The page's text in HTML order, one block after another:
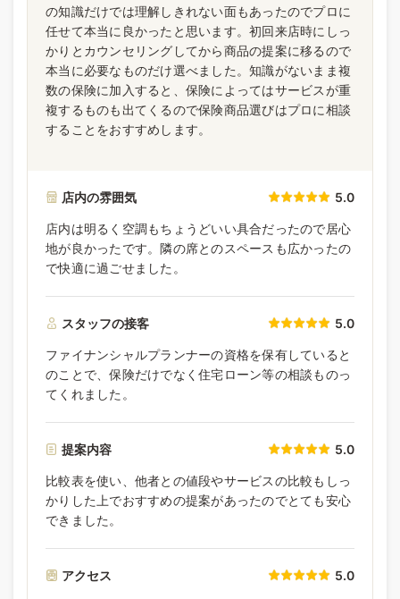
の知識だけでは理解しきれない面もあったのでプロに
任せて本当に良かったと思います。初回来店時にしっ
かりとカウンセリングしてから商品の提案に移るので
本当に必要なものだけ選べました。知識がないまま複
数の保険に加入すると、保険によってはサービスが重
複するものも出てくるので保険商品選びはプロに相談
することをおすすめします。
店内の雰囲気 5.0
店内は明るく空調もちょうどいい具合だったので居心
地が良かったです。隣の席とのスペースも広かったの
で快適に過ごせました。
スタッフの接客 5.0
ファイナンシャルプランナーの資格を保有していると
のことで、保険だけでなく住宅ローン等の相談ものっ
てくれました。
提案内容 5.0
比較表を使い、他者との値段やサービスの比較もしっ
かりした上でおすすめの提案があったのでとても安心
できました。
アクセス 5.0